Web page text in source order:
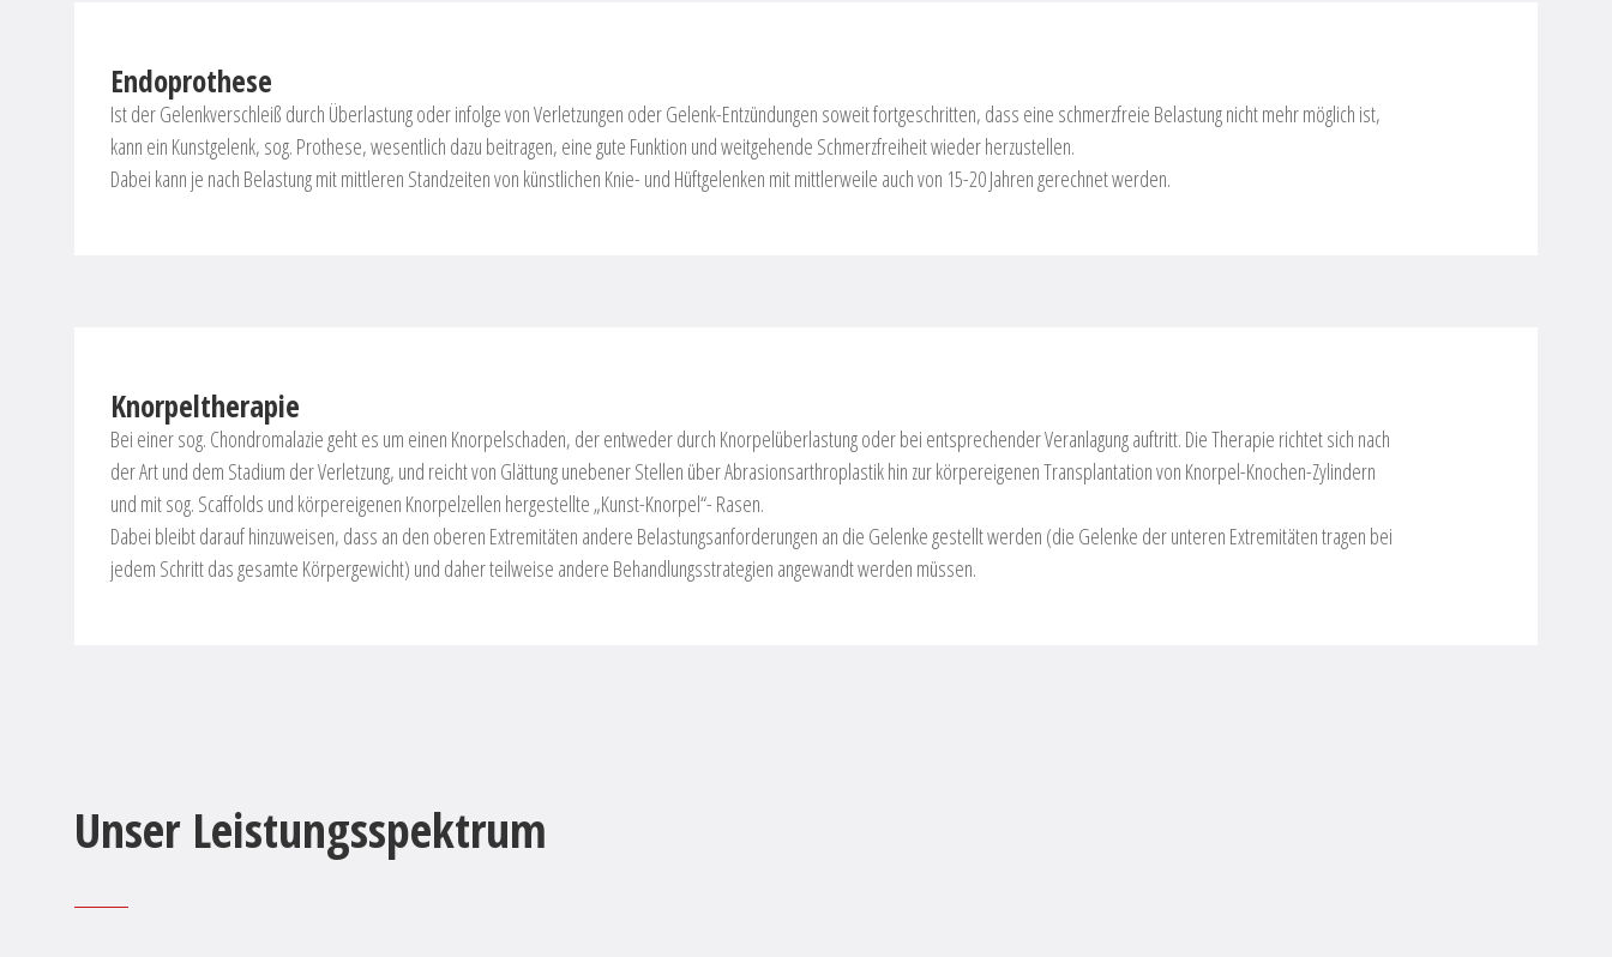
Endoprothese
Ist der Gelenkverschleiß durch Überlastung oder infolge von Verletzungen oder Gelenk-Entzündungen soweit fortgeschritten, dass eine schmerzfreie Belastung nicht mehr möglich ist,
kann ein Kunstgelenk, sog. Prothese, wesentlich dazu beitragen, eine gute Funktion und weitgehende Schmerzfreiheit wieder herzustellen.
Dabei kann je nach Belastung mit mittleren Standzeiten von künstlichen Knie- und Hüftgelenken mit mittlerweile auch von 15-20 Jahren gerechnet werden.
Knorpeltherapie
Bei einer sog. Chondromalazie geht es um einen Knorpelschaden, der entweder durch Knorpelüberlastung oder bei entsprechender Veranlagung auftritt. Die Therapie richtet sich nach
der Art und dem Stadium der Verletzung, und reicht von Glättung unebener Stellen über Abrasionsarthroplastik hin zur körpereigenen Transplantation von Knorpel-Knochen-Zylindern
und mit sog. Scaffolds und körpereigenen Knorpelzellen hergestellte „Kunst-Knorpel“- Rasen.
Dabei bleibt darauf hinzuweisen, dass an den oberen Extremitäten andere Belastungsanforderungen an die Gelenke gestellt werden (die Gelenke der unteren Extremitäten tragen bei
jedem Schritt das gesamte Körpergewicht) und daher teilweise andere Behandlungsstrategien angewandt werden müssen.
Unser Leistungsspektrum